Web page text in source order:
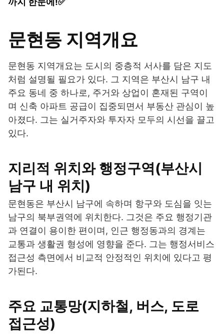
문현동 지역개요
문현동 지역개요는 도시의 중층적 서사를 담은 지도
처럼 설명될 필요가 있다. 그 지역은 부산시 남구 내
주요 동네 중 하나로, 주거와 상업이 혼재된 구역이
며 신축 아파트 공급이 집중되면서 부동산 관심이 높
아졌다. 그는 실거주자와 투자자 모두의 시선을 끌고
있다.
지리적 위치와 행정구역(부산시
남구 내 위치)
문현동은 부산시 남구에 속하며 항구와 도심을 잇는
남구의 북부권역에 위치한다. 그것은 주요 행정기관
과 연결이 용이한 편이며, 인근 행정동과의 경계는
교통과 생활권 형성에 영향을 준다. 그는 행정서비스
접근성 측면에서 비교적 안정적인 위치에 있다고 평
가된다.
주요 교통망(지하철, 버스, 도로
접근성)